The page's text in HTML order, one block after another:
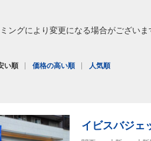
グにより変更になる場合がござい
い順 価格の高い順 人気順
イビスバジェ